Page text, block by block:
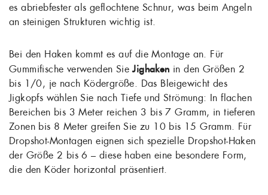
es abriebfester als geflochtene Schnur, was beim Angeln
an steinigen Strukturen wichtig ist.
Bei den Haken kommt es auf die Montage an. Für
Gummifische verwenden SieJighaken in den Größen 2
bis 1/0, je nach Ködergröße. Das Bleigewicht des
Jigkopfs wählen Sie nach Tiefe und Strömung: In flachen
Bereichen bis 3 Meter reichen 3 bis 7 Gramm, in tieferen
Zonen bis 8 Meter greifen Sie zu 10 bis 15 Gramm. Für
Dropshot-Montagen eignen sich spezielle Dropshot-Haken
der Größe 2 bis 6 – diese haben eine besondere Form,
die den Köder horizontal präsentiert.